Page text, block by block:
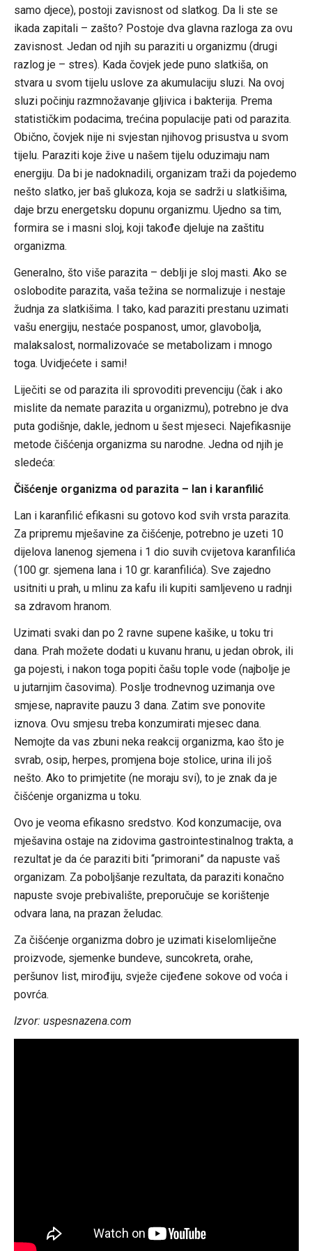
samo djece), postoji zavisnost od slatkog. Da li ste se
ikada zapitali – zašto? Postoje dva glavna razloga za ovu
zavisnost. Jedan od njih su paraziti u organizmu (drugi
razlog je – stres). Kada čovjek jede puno slatkiša, on
stvara u svom tijelu uslove za akumulaciju sluzi. Na ovoj
sluzi počinju razmnožavanje gljivica i bakterija. Prema
statističkim podacima, trećina populacije pati od parazita.
Obično, čovjek nije ni svjestan njihovog prisustva u svom
tijelu. Paraziti koje žive u našem tijelu oduzimaju nam
energiju. Da bi je nadoknadili, organizam traži da pojedemo
nešto slatko, jer baš glukoza, koja se sadrži u slatkišima,
daje brzu energetsku dopunu organizmu. Ujedno sa tim,
formira se i masni sloj, koji takođe djeluje na zaštitu
organizma.
Generalno, što više parazita – deblji je sloj masti. Ako se
oslobodite parazita, vaša težina se normalizuje i nestaje
žudnja za slatkišima. I tako, kad paraziti prestanu uzimati
vašu energiju, nestaće pospanost, umor, glavobolja,
malaksalost, normalizovaće se metabolizam i mnogo
toga. Uvidjećete i sami!
Liječiti se od parazita ili sprovoditi prevenciju (čak i ako
mislite da nemate parazita u organizmu), potrebno je dva
puta godišnje, dakle, jednom u šest mjeseci. Najefikasnije
metode čišćenja organizma su narodne. Jedna od njih je
sledeća:
Čišćenje organizma od parazita – lan i karanfilić
Lan i karanfilić efikasni su gotovo kod svih vrsta parazita.
Za pripremu mješavine za čišćenje, potrebno je uzeti 10
dijelova lanenog sjemena i 1 dio suvih cvijetova karanfilića
(100 gr. sjemena lana i 10 gr. karanfilića). Sve zajedno
usitniti u prah, u mlinu za kafu ili kupiti samljeveno u radnji
sa zdravom hranom.
Uzimati svaki dan po 2 ravne supene kašike, u toku tri
dana. Prah možete dodati u kuvanu hranu, u jedan obrok, ili
ga pojesti, i nakon toga popiti čašu tople vode (najbolje je
u jutarnjim časovima). Poslje trodnevnog uzimanja ove
smjese, napravite pauzu 3 dana. Zatim sve ponovite
iznova. Ovu smjesu treba konzumirati mjesec dana.
Nemojte da vas zbuni neka reakcij organizma, kao što je
svrab, osip, herpes, promjena boje stolice, urina ili još
nešto. Ako to primjetite (ne moraju svi), to je znak da je
čišćenje organizma u toku.
Ovo je veoma efikasno sredstvo. Kod konzumacije, ova
mješavina ostaje na zidovima gastrointestinalnog trakta, a
rezultat je da će paraziti biti “primorani” da napuste vaš
organizam. Za poboljšanje rezultata, da paraziti konačno
napuste svoje prebivalište, preporučuje se korištenje
odvara lana, na prazan želudac.
Za čišćenje organizma dobro je uzimati kiselomliječne
proizvode, sjemenke bundeve, suncokreta, orahe,
peršunov list, mirođiju, svježe cijeđene sokove od voća i
povrća.
Izvor: uspesnazena.com